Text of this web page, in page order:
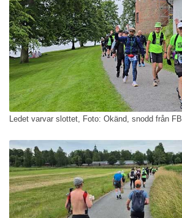
Ledet varvar slottet, Foto: Okänd, snodd från FB